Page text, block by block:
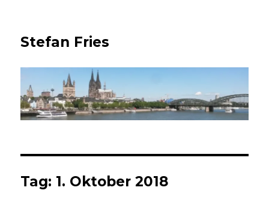
Stefan Fries
Tag: 1. Oktober 2018